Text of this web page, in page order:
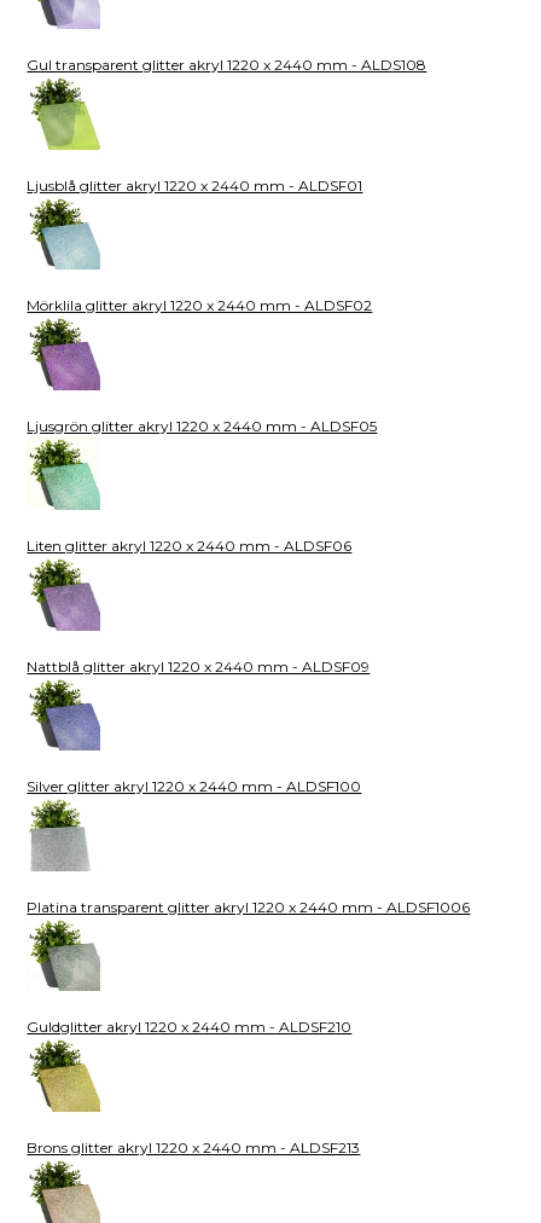
Gul transparent glitter akryl 1220 x 2440 mm - ALDS108
Ljusblå glitter akryl 1220 x 2440 mm - ALDSF01
Mörklila glitter akryl 1220 x 2440 mm - ALDSF02
Ljusgrön glitter akryl 1220 x 2440 mm - ALDSF05
Liten glitter akryl 1220 x 2440 mm - ALDSF06
Nattblå glitter akryl 1220 x 2440 mm - ALDSF09
Silver glitter akryl 1220 x 2440 mm - ALDSF100
Platina transparent glitter akryl 1220 x 2440 mm - ALDSF1006
Guldglitter akryl 1220 x 2440 mm - ALDSF210
Brons glitter akryl 1220 x 2440 mm - ALDSF213